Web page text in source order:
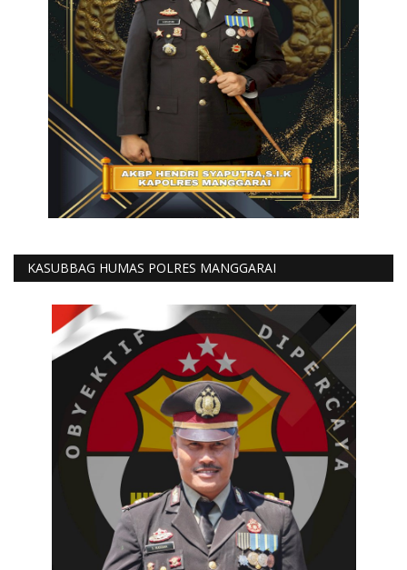
KASUBBAG HUMAS POLRES MANGGARAI